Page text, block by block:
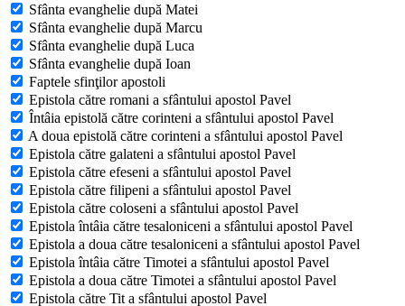
Sfânta evanghelie după Matei
Sfânta evanghelie după Marcu
Sfânta evanghelie după Luca
Sfânta evanghelie după Ioan
Faptele sfinţilor apostoli
Epistola către romani a sfântului apostol Pavel
Întâia epistolă către corinteni a sfântului apostol Pavel
A doua epistolă către corinteni a sfântului apostol Pavel
Epistola către galateni a sfântului apostol Pavel
Epistola către efeseni a sfântului apostol Pavel
Epistola către filipeni a sfântului apostol Pavel
Epistola către coloseni a sfântului apostol Pavel
Epistola întâia către tesaloniceni a sfântului apostol Pavel
Epistola a doua către tesaloniceni a sfântului apostol Pavel
Epistola întâia către Timotei a sfântului apostol Pavel
Epistola a doua către Timotei a sfântului apostol Pavel
Epistola către Tit a sfântului apostol Pavel